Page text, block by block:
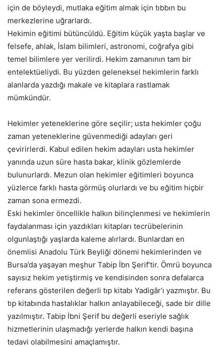
için de böyleydi, mutlaka eğitim almak için tıbbın bu
merkezlerine uğrarlardı.
Hekimin eğitimi bütüncüldü. Eğitim küçük yaşta başlar ve
felsefe, ahlak, İslam bilimleri, astronomi, coğrafya gibi
temel bilimlere yer verilirdi. Hekim zamanının tam bir
entelektüeliydi. Bu yüzden geleneksel hekimlerin farklı
alanlarda yazdığı makale ve kitaplara rastlamak
mümkündür.
Hekimler yeteneklerine göre seçilir; usta hekimler çoğu
zaman yeteneklerine güvenmediği adayları geri
çevirirlerdi. Kabul edilen hekim adayları usta hekimler
yanında uzun süre hasta bakar, klinik gözlemlerde
bulunurlardı. Mezun olan hekimler eğitimleri boyunca
yüzlerce farklı hasta görmüş olurlardı ve bu eğitim hiçbir
zaman sona ermezdi.
Eski hekimler öncellikle halkın bilinçlenmesi ve hekimlerin
faydalanması için yazdıkları kitapları tecrübelerinin
olgunlaştığı yaşlarda kaleme alırlardı. Bunlardan en
önemlisi Anadolu Türk Beyliği dönemi hekimlerinden ve
Bursa’da yaşayan meşhur Tabip İbn Şerif’tir. Ömrü boyunca
sayısız hekim yetiştirmiş ve kendisinden sonra defalarca
referans gösterilen değerli tıp kitabı Yadigâr’ı yazmıştır. Bu
tıp kitabında hastalıklar halkın anlayabileceği, sade bir dille
yazılmıştır. Tabip İbni Şerif bu değerli eseriyle sağlık
hizmetlerinin ulaşmadığı yerlerde halkın kendi başına
tedavi olabilmesini amaçlamıştır.